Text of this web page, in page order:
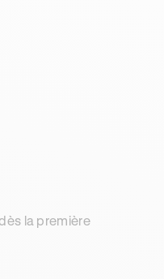
la première